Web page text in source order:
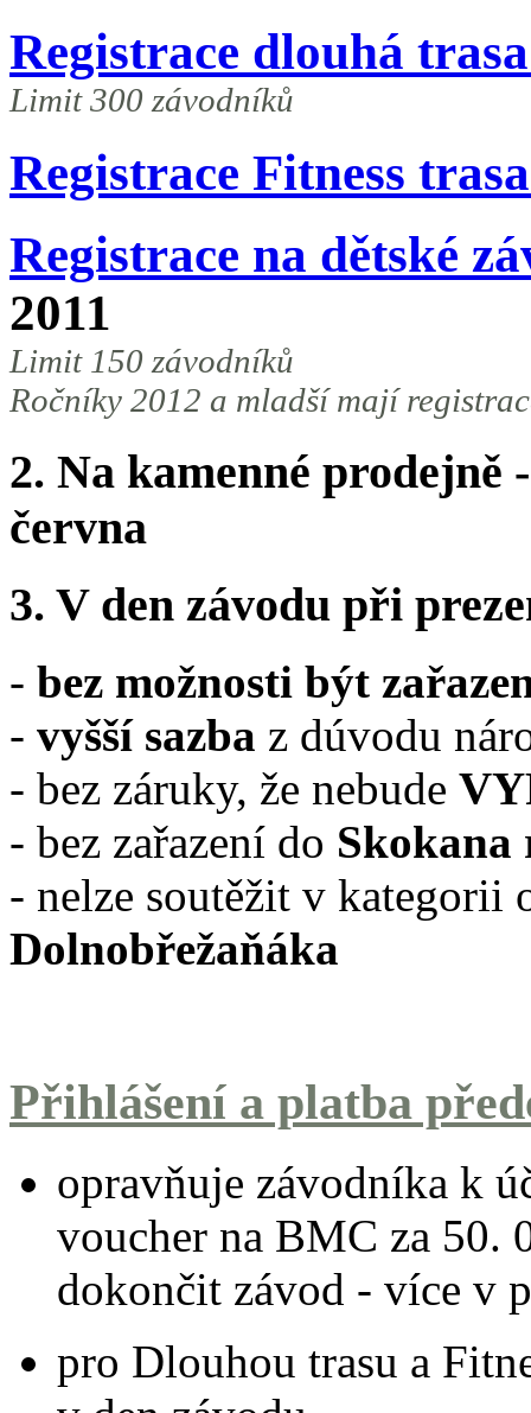
Registrace dlouhá
Limit 300 závodníků
Registrace Fitness
Registrace na dětské
2011
Limit 150 závodníků
Ročníky 2012 a mladší mají
2. Na kamenné prodejně
června
3. V den závodu při
- bez možnosti být
- vyšší sazba z dúvodu
- bez záruky, že nebude
- bez zařazení do Skokana
- nelze soutěžit v kategorii
Dolnobřežaňáka
Přihlášení a platba
opravňuje závodníka k
voucher na BMC za 50.
dokončit závod - více v
pro Dlouhou trasu a